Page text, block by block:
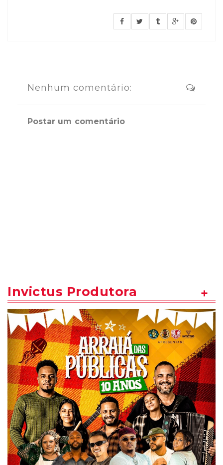
Nenhum comentário:
Postar um comentário
Invictus Produtora